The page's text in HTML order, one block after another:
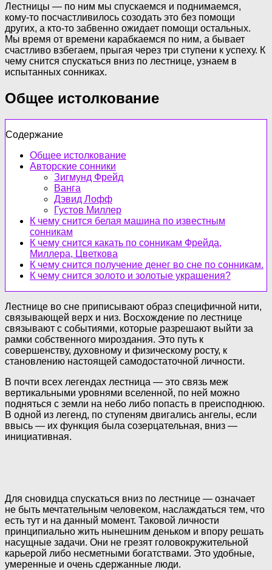
Лестницы — по ним мы спускаемся и поднимаемся,
кому-то посчастливилось созодать это без помощи
других, а кто-то забвенно ожидает помощи остальных.
Мы время от времени карабкаемся по ним, а бывает
счастливо взбегаем, прыгая через три ступени к успеху. К
чему снится спускаться вниз по лестнице, узнаем в
испытанных сонниках.
Общее истолкование
Содержание
Общее истолкование
Авторские сонники
Зигмунд Фрейд
Ванга
Дэвид Лофф
Густов Миллер
К чему снится белая машина по известным
сонникам
К чему снится какать по сонникам Фрейда,
Миллера, Цветкова
К чему снится получение денег во сне по сонникам.
К чему снится золото и золотые украшения?
Лестнице во сне приписывают образ специфичной нити,
связывающей верх и низ. Восхождение по лестнице
связывают с событиями, которые разрешают выйти за
рамки собственного мироздания. Это путь к
совершенству, духовному и физическому росту, к
становлению настоящей самодостаточной личности.
В почти всех легендах лестница — это связь меж
вертикальными уровнями вселенной, по ней можно
подняться с земли на небо либо попасть в преисподнюю.
В одной из легенд, по ступеням двигались ангелы, если
ввысь — их функция была созерцательная, вниз —
инициативная.
Для сновидца спускаться вниз по лестнице — означает
не быть мечтательным человеком, наслаждаться тем, что
есть тут и на данный момент. Таковой личности
принципиально жить нынешним деньком и впору решать
насущные задачи. Они не грезят головокружительной
карьерой либо несметными богатствами. Это удобные,
умеренные и очень сдержанные люди.